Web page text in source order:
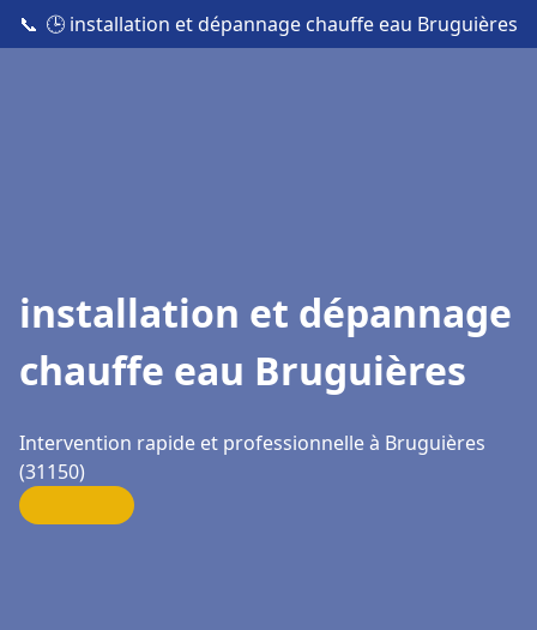
📞 🕒 installation et dépannage chauffe eau Bruguières
installation et dépannage
chauffe eau Bruguières
Intervention rapide et professionnelle à Bruguières
(31150)